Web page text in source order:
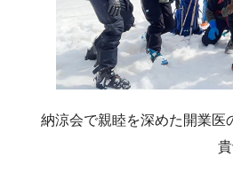
納涼会で親睦を深めた開業医